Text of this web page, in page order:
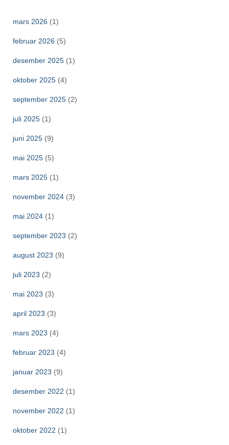
mars 2026 (1)
februar 2026 (5)
desember 2025 (1)
oktober 2025 (4)
september 2025 (2)
juli 2025 (1)
juni 2025 (9)
mai 2025 (5)
mars 2025 (1)
november 2024 (3)
mai 2024 (1)
september 2023 (2)
august 2023 (9)
juli 2023 (2)
mai 2023 (3)
april 2023 (3)
mars 2023 (4)
februar 2023 (4)
januar 2023 (9)
desember 2022 (1)
november 2022 (1)
oktober 2022 (1)